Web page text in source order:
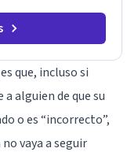
que, incluso si
alguien de que su
o es “incorrecto”,
vaya a seguir